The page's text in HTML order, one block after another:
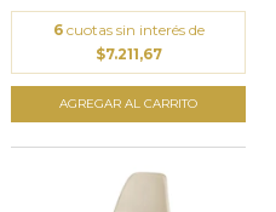
6 cuotas sin interés de
$7.211,67